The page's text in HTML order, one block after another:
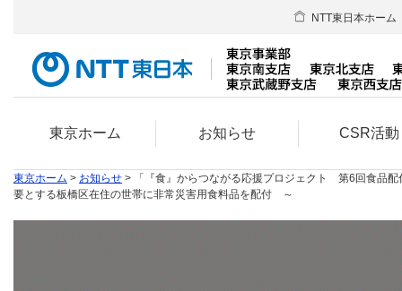
東京ホーム お知らせ CSR活動
NTT東日本ホーム
東京ホーム > お知らせ > 「『食』からつながる応援プロジェクト 第6回食品
要とする板橋区在住の世帯に非常災害用食料品を配付 ～